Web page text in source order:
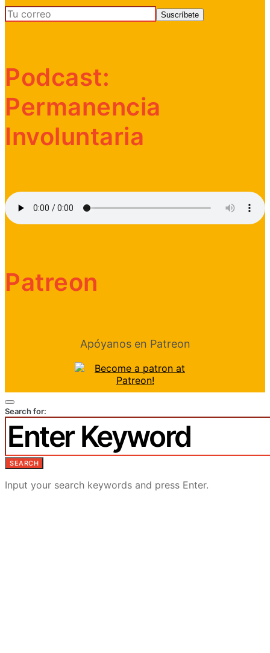
Podcast:
Permanencia
Involuntaria
Patreon
Apóyanos en Patreon
Search for:
SEARCH
Input your search keywords and press Enter.